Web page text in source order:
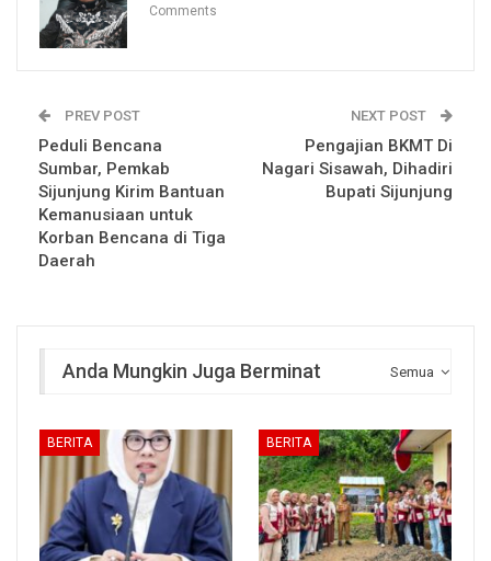
Comments
PREV POST
Peduli Bencana
Sumbar, Pemkab
Sijunjung Kirim Bantuan
Kemanusiaan untuk
Korban Bencana di Tiga
Daerah
NEXT POST
Pengajian BKMT Di
Nagari Sisawah, Dihadiri
Bupati Sijunjung
Semua
Anda Mungkin Juga Berminat
BERITA BERITA